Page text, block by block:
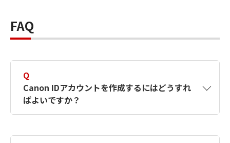
FAQ
Q
Canon IDアカウントを作成するにはどうすれ
ばよいですか？